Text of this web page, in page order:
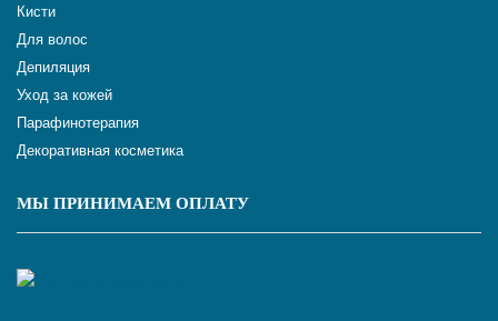
Кисти
Для волос
Депиляция
Уход за кожей
Парафинотерапия
Декоративная косметика
МЫ ПРИНИМАЕМ ОПЛАТУ